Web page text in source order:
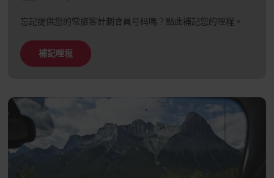
忘記提供您的常旅客計劃會員号码嗎？點此補記您的哩程。
補記哩程